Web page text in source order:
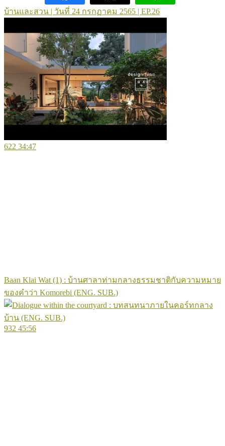
บ้านและสวน | วันที่ 24 กรกฏาคม 2565 | EP.26
622 34:47
Baan Klai Wat (1) : บ้านศาลาท่ามกลางธรรมชาติกับความหมาย
ของคำว่า Komorebi (ENG. SUB.)
932 45:56